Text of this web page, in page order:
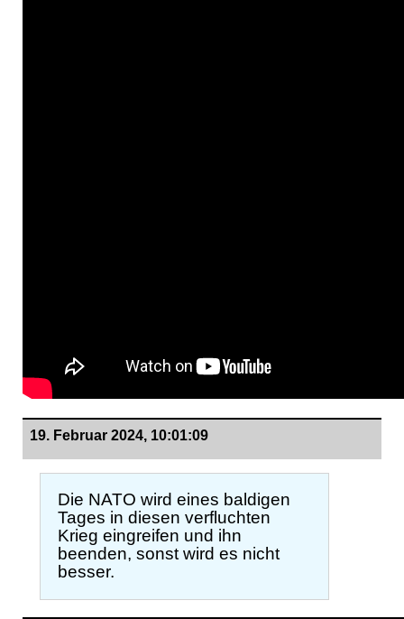
19. Februar 2024, 10:01:09
Die NATO wird eines baldigen
Tages in diesen verfluchten
Krieg eingreifen und ihn
beenden, sonst wird es nicht
besser.